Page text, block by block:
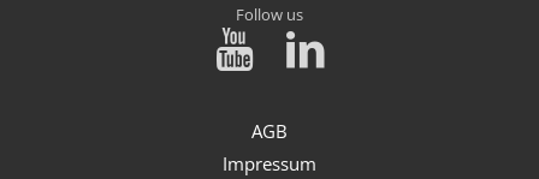
Follow us
AGB
Impressum